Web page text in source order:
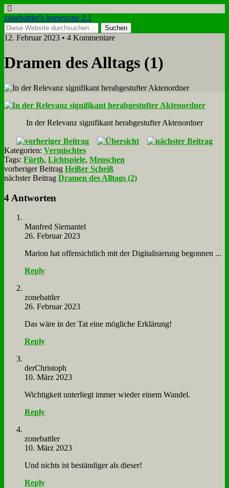
zonebattler's homezone 2.1
12. Februar 2023 • 4 Kommentare
Dra­men des All­tags (1)
In der Re­le­vanz si­gni­fi­kant her­ab­ge­stuf­ter Ak­ten­ord­ner
Kategorien: Vermischtes
Tags: Fürth, Lichtspiele, Menschen
vorheriger Beitrag Heißer Scheiß
nächster Beitrag Dramen des Alltags (2)
4 Antworten
Man­fred Sie­man­tel
26. Februar 2023
Ma­ri­on hat of­fen­sicht­lich mit der Di­gi­ta­li­sie­rung be­gon­nen ...
Reply
zone­batt­ler
26. Februar 2023
Das wä­re in der Tat ei­ne mög­li­che Er­klä­rung!
Reply
der­Chri­stoph
10. März 2023
Wich­tig­keit un­ter­liegt im­mer wie­der ei­nem Wan­del.
Reply
zone­batt­ler
10. März 2023
Und nichts ist be­stän­di­ger als die­ser!
Reply